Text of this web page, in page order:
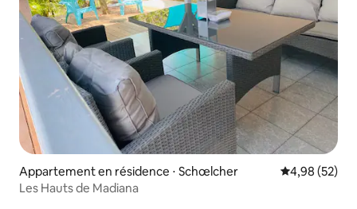
Appartement en résidence ⋅ Schœlcher Évaluation
4,98 (52)
Les Hauts de Madiana